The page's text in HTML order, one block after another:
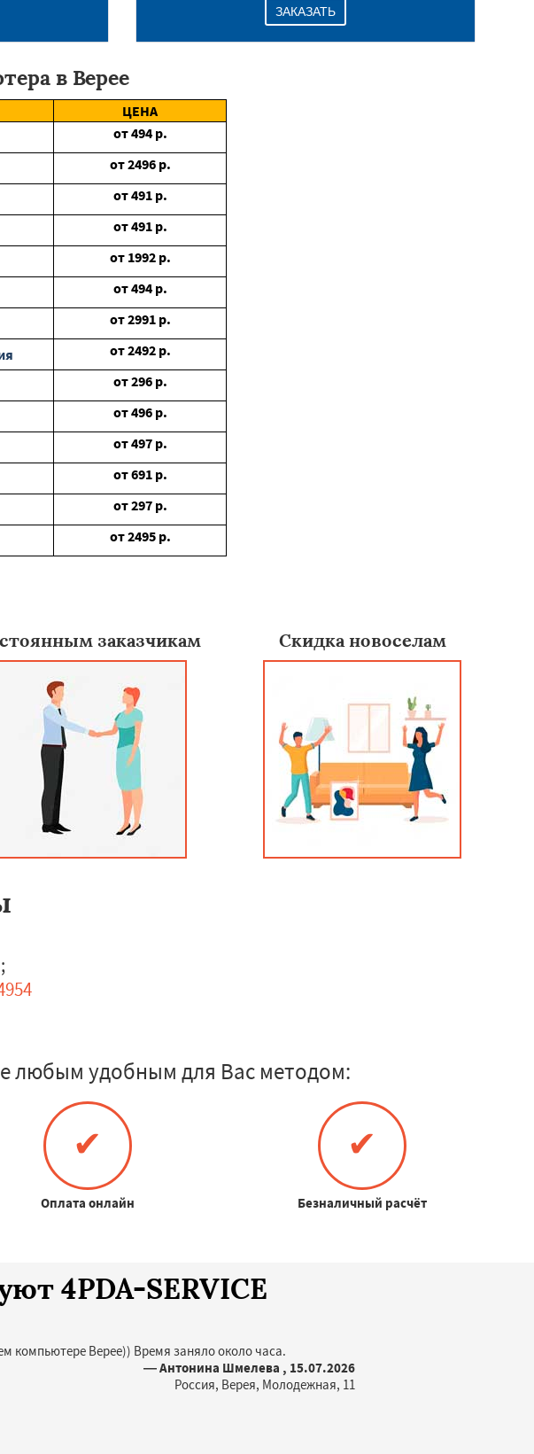
ЗАКАЗАТЬ
в Верее
ЦЕНА
от494 р.
от2496 р.
от491 р.
от491 р.
от 1992 р.
от494 р.
от2991 р.
от2492 р.
от296 р.
от496 р.
от497 р.
от691 р.
от297 р.
от2495 р.
заказчикам Скидка новоселам
;
любым удобным для Вас методом:
✔
Оплата онлайн
✔
Безналичный расчёт
4PDA-SERVICE
компьютере Верее)) Время заняло около часа.
— Антонина Шмелева , 15.07.2026
Россия, Верея, Молодежная, 11